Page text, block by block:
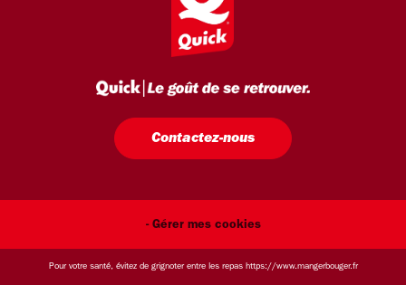
Contactez-nous
- Gérer mes cookies
Pour votre santé, évitez de grignoter entre les repas https://www.mangerbouger.fr